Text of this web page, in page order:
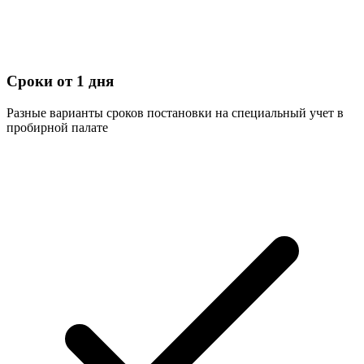
Сроки от 1 дня
Разные варианты сроков постановки на специальный учет в
пробирной палате